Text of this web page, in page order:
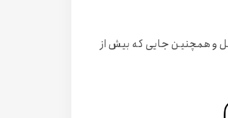
و همچنین جایی که بیش از